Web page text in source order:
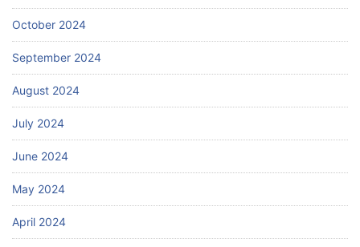
October 2024
September 2024
August 2024
July 2024
June 2024
May 2024
April 2024